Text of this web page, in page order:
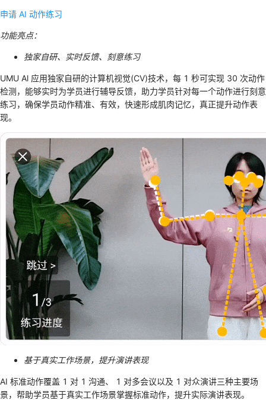
申请 AI 动作练习
功能亮点：
独家自研、实时反馈、刻意练习
UMU Al 应用独家自研的计算机视觉(CV)技术，每 1 秒可实现 30 次动作
检测，能够实时为学员进行辅导反馈，助力学员针对每一个动作进行刻意
练习，确保学员动作精准、有效，快速形成肌肉记忆，真正提升动作表
现。
基于真实工作场景，提升演讲表现
AI 标准动作覆盖 1 对 1 沟通、 1 对多会议以及 1 对众演讲三种主要场
景，帮助学员基于真实工作场景掌握标准动作，提升实际演讲表现。